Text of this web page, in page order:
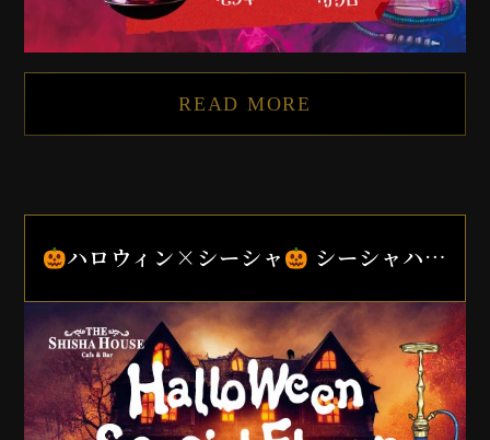
READ MORE
ハロウィン×シーシャ シーシャハ…